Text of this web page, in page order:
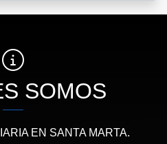
SOMOS
EN SANTA MARTA.